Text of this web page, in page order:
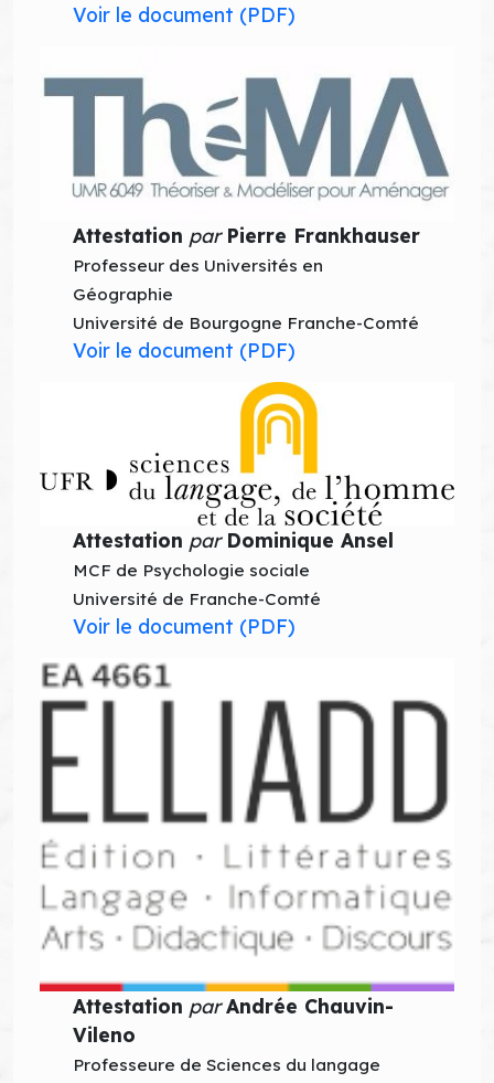
Voir le document (PDF)
Attestation par Pierre Frankhauser
Professeur des Universités en
Géographie
Université de Bourgogne Franche-Comté
Voir le document (PDF)
Attestation par Dominique Ansel
MCF de Psychologie sociale
Université de Franche-Comté
Voir le document (PDF)
Attestation par Andrée Chauvin-
Vileno
Professeure de Sciences du langage